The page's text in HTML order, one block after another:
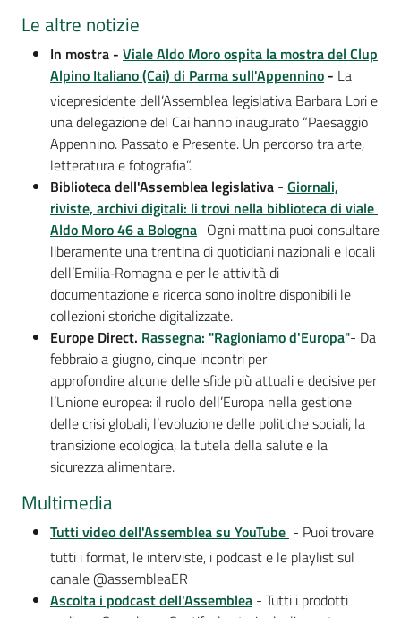
Le altre notizie
In mostra - Viale Aldo Moro ospita la mostra del Clup
Alpino Italiano (Cai) di Parma sull'Appennino - La
vicepresidente dell’Assemblea legislativa Barbara Lori e
una delegazione del Cai hanno inaugurato “Paesaggio
Appennino. Passato e Presente. Un percorso tra arte,
letteratura e fotografia”.
Biblioteca dell'Assemblea legislativa - Giornali,
riviste, archivi digitali: li trovi nella biblioteca di viale
Aldo Moro 46 a Bologna- Ogni mattina puoi consultare
liberamente una trentina di quotidiani nazionali e locali
dell’Emilia‑Romagna e per le attività di
documentazione e ricerca sono inoltre disponibili le
collezioni storiche digitalizzate.
Europe Direct. Rassegna: "Ragioniamo d'Europa"- Da
febbraio a giugno, cinque incontri per
approfondire alcune delle sfide più attuali e decisive per
l’Unione europea: il ruolo dell’Europa nella gestione
delle crisi globali, l’evoluzione delle politiche sociali, la
transizione ecologica, la tutela della salute e la
sicurezza alimentare.
Multimedia
Tutti video dell'Assemblea su YouTube - Puoi trovare
tutti i format, le interviste, i podcast e le playlist sul
canale @assembleaER
Ascolta i podcast dell'Assemblea - Tutti i prodotti